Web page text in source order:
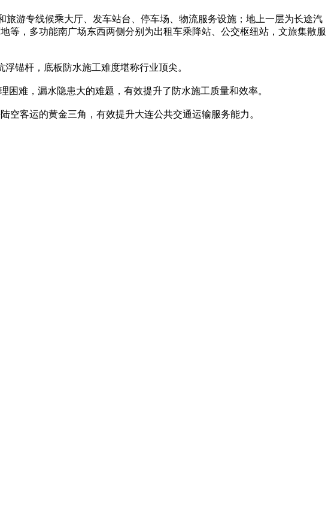
游专线候乘大厅、发车站台、停车场、物流服务设施；地上一层为长途汽
等，多功能南广场东西两侧分别为出租车乘降站、公交枢纽站，文旅集散服
锚杆，底板防水施工难度堪称行业顶尖。
难，漏水隐患大的难题，有效提升了防水施工质量和效率。
客运的黄金三角，有效提升大连公共交通运输服务能力。